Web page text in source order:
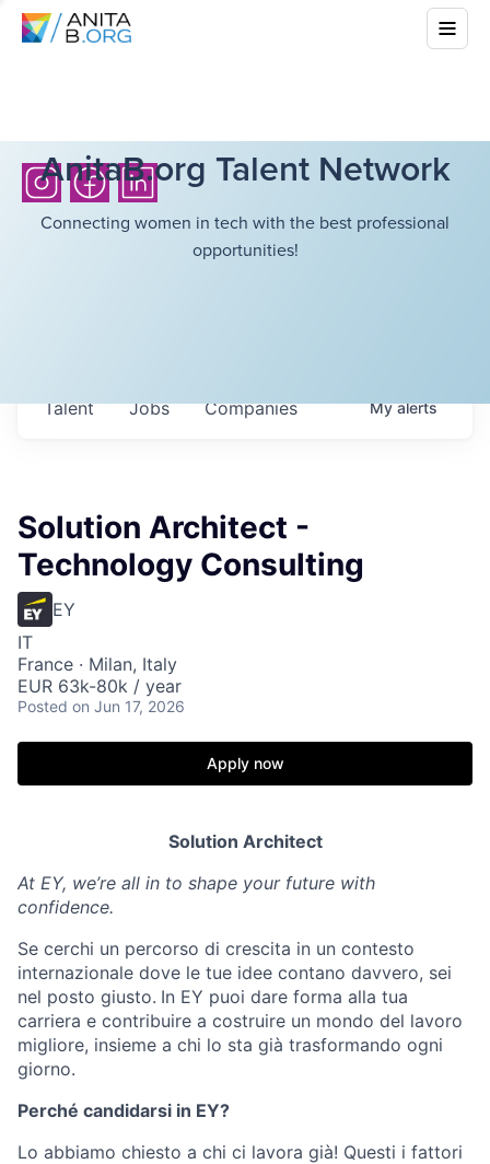
AnitaB.org Talent Network
Connecting women in tech with the best professional
opportunities!
Jobs Companies
Talent Myalerts
Solution Architect -
Technology Consulting
EY
IT
France · Milan, Italy
EUR 63k-80k / year
Posted on Jun 17, 2026
Apply now
Solution Architect
At EY, we’re all in to shape your future with
confidence.
Se cerchi un percorso di crescita in un contesto
internazionale dove le tue idee contano davvero, sei
nel posto giusto. In EY puoi dare forma alla tua
carriera e contribuire a costruire un mondo del lavoro
migliore, insieme a chi lo sta già trasformando ogni
giorno.
Perché candidarsi in EY?
Lo abbiamo chiesto a chi ci lavora già! Questi i fattori